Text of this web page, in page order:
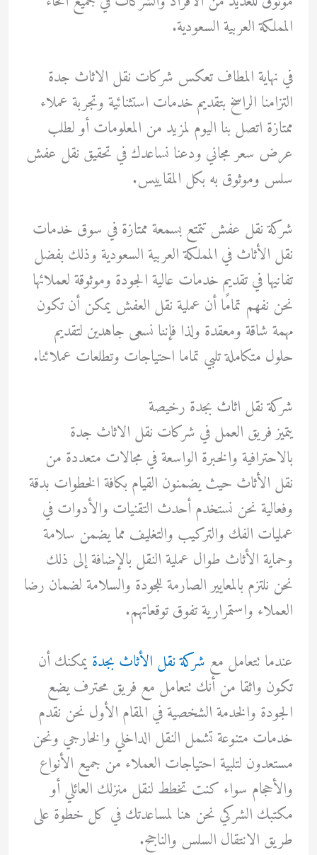
المملكة العربية السعودية.
في نهاية المطاف تعكس شركات نقل الاثاث جدة
التزامنا الراسخ بتقديم خدمات استثنائية وتجربة عملاء
ممتازة اتصل بنا اليوم لمزيد من المعلومات أو لطلب
عرض سعر مجاني ودعنا نساعدك في تحقيق نقل عفش
سلس وموثوق به بكل المقاييس.
شركة نقل عفش تتمتع بسمعة ممتازة في سوق خدمات
نقل الأثاث في المملكة العربية السعودية وذلك بفضل
تفانيها في تقديم خدمات عالية الجودة وموثوقة لعملائها
نحن نفهم تمامًا أن عملية نقل العفش يمكن أن تكون
مهمة شاقة ومعقدة ولذا فإننا نسعى جاهدين لتقديم
حلول متكاملة تلبي تماما احتياجات وتطلعات عملائنا.
شركة نقل اثاث بجدة رخيصة
يتميز فريق العمل في شركات نقل الاثاث جدة
بالاحترافية والخبرة الواسعة في مجالات متعددة من
نقل الأثاث حيث يضمنون القيام بكافة الخطوات بدقة
وفعالية نحن نستخدم أحدث التقنيات والأدوات في
عمليات الفك والتركيب والتغليف مما يضمن سلامة
وحماية الأثاث طوال عملية النقل بالإضافة إلى ذلك
نحن نلتزم بالمعايير الصارمة للجودة والسلامة لضمان رضا
العملاء واستمرارية تفوق توقعاتهم.
عندما تتعامل مع شركة نقل الأثاث بجدة يمكنك أن
تكون واثقا من أنك تتعامل مع فريق محترف يضع
الجودة والخدمة الشخصية في المقام الأول نحن نقدم
خدمات متنوعة تشمل النقل الداخلي والخارجي ونحن
مستعدون لتلبية احتياجات العملاء من جميع الأنواع
والأحجام سواء كنت تخطط لنقل منزلك العائلي أو
مكتبك الشركي نحن هنا لمساعدتك في كل خطوة على
طريق الانتقال السلس والناجح.